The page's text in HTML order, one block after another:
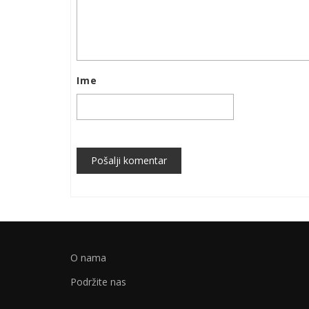
Ime
Pošalji komentar
O nama
Podržite nas